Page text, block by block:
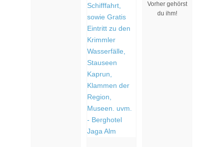
Vorher gehörst
du ihm!